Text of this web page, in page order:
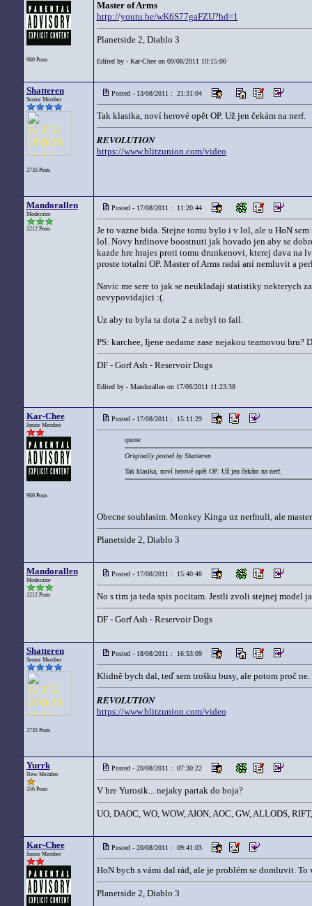
960 Posts
Master of Arms
http://youtu.be/wK6S77gaFZU?hd=1
Planetside 2, Diablo 3
Edited by - Kar-Chee on 09/08/2011 10:15:00
Shatteren
Senior Member
2735 Posts
Posted - 13/08/2011 : 21:31:04
Tak klasika, noví herové opět OP. Už jen čekám na nerf.
REVOLUTION
https://www.blitzunion.com/video
Mandorallen
Moderator
1212 Posts
Posted - 17/08/2011 : 11:20:44
Je to vazne bida. Stejne tomu bylo i v lol, ale u HoN
lol. Novy hrdinove boostnuti jak hovado jen aby se
kazde hre hrajes proti tomu drunkenovi, kterej dava na
proste totalni OP. Master of Arms radsi ani nemluvit a
Navic me sere to jak se neukladaji statistiky nekterych
nevypovidajici :(.
Uz aby tu byla ta dota 2 a nebyl to fail.
PS: karchee, Ijene nedame zase nejakou teamovou
DF - Gorf Ash - Reservoir Dogs
Edited by - Mandorallen on 17/08/2011 11:23:38
Kar-Chee
Junior Member
960 Posts
Posted - 17/08/2011 : 15:11:29
quote:
Originally posted by Shatteren
Tak klasika, noví herové opět OP. Už jen čekám na nerf.
Obecne souhlasim. Monkey Kinga uz nerfnuli, ale
Planetside 2, Diablo 3
Mandorallen
Moderator
1212 Posts
Posted - 17/08/2011 : 15:40:48
No s tim ja teda spis pocitam. Jestli zvoli stejnej model
DF - Gorf Ash - Reservoir Dogs
Shatteren
Senior Member
2735 Posts
Posted - 18/08/2011 : 16:53:09
Klidně bych dal, teď sem trošku busy, ale potom proč ne.
REVOLUTION
https://www.blitzunion.com/video
Yurrk
New Member
156 Posts
Posted - 20/08/2011 : 07:30:22
V hre Yurosik... nejaky partak do boja?
UO, DAOC, WO, WOW, AION, AOC, GW, ALLODS,
Kar-Chee
Junior Member
Posted - 20/08/2011 : 09:41:03
HoN bych s vámi dal rád, ale je problém se domluvit. To
Planetside 2, Diablo 3